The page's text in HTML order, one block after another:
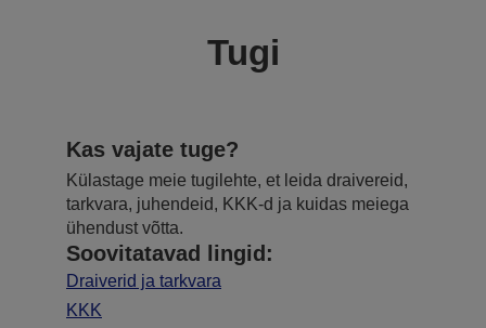
Tugi
Kas vajate tuge?
Külastage meie tugilehte, et leida draivereid,
tarkvara, juhendeid, KKK-d ja kuidas meiega
ühendust võtta.
Soovitatavad lingid:
Draiverid ja tarkvara
KKK